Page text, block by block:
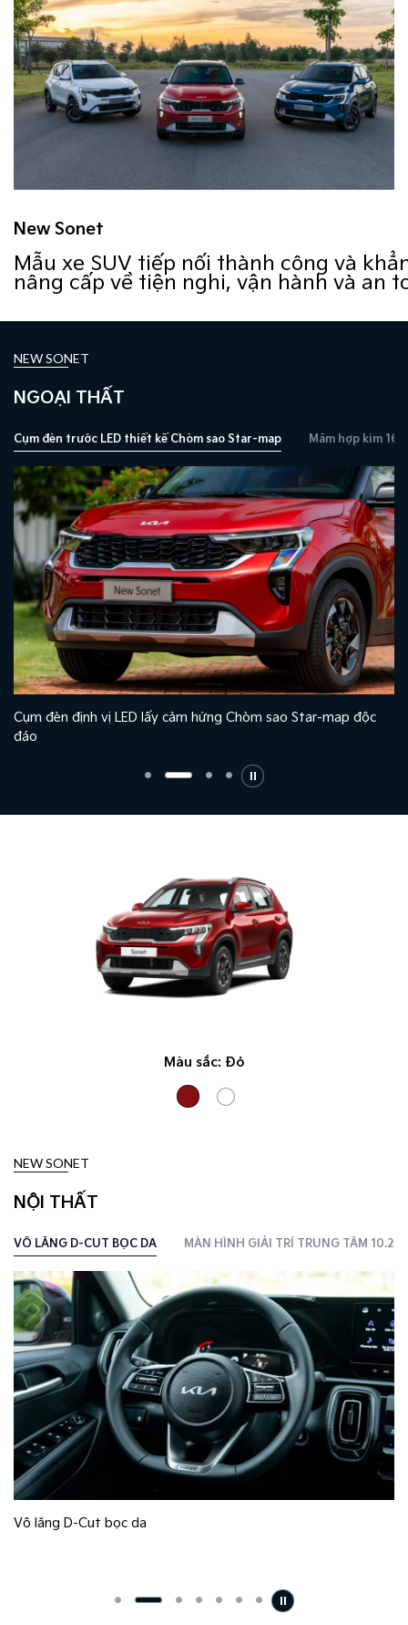
New Sonet
Mẫu xe SUV tiếp nối thành công và
nâng cấp về tiện nghi, vận hành và an
NEW SONET
NGOẠI THẤT
Cụm đèn trước LED thiết kế Chòm sao Star-map Mâm hợp kim 16
Cụm đèn định vị LED lấy cảm hứng Chòm sao Star-map độc
đáo
Màu sắc: Đỏ
NEW SONET
NỘI THẤT
VÔ LĂNG D-CUT​ BỌC DA MÀN HÌNH GIẢI TRÍ TRUNG TÂM 10.25”​
Vô lăng D-Cut bọc da